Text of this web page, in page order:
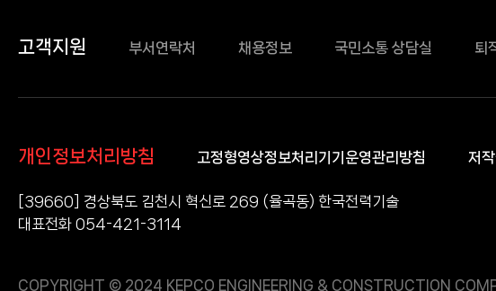
고객지원 부서연락처 채용정보 국민소통 상담실 퇴
개인정보처리방침 고정형영상정보처리기기운영관리방침 저
[39660] 경상북도 김천시 혁신로 269 (율곡동) 한국전력기술
대표전화 054-421-3114
COPYRIGHT © 2024 KEPCO ENGINEERING & CONSTRUCTION